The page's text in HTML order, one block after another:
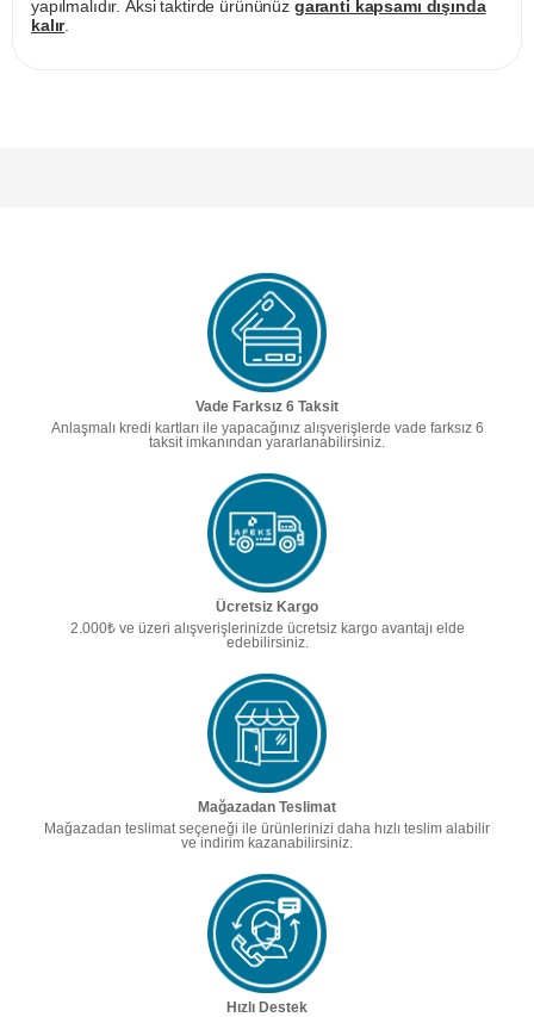
yapılmalıdır. Aksi taktirde ürününüz garanti kapsamı dışında
kalır.
Vade Farksız 6 Taksit
Anlaşmalı kredi kartları ile yapacağınız alışverişlerde vade farksız 6
taksit imkanından yararlanabilirsiniz.
Ücretsiz Kargo
2.000₺ ve üzeri alışverişlerinizde ücretsiz kargo avantajı elde
edebilirsiniz.
Mağazadan Teslimat
Mağazadan teslimat seçeneği ile ürünlerinizi daha hızlı teslim alabilir
ve indirim kazanabilirsiniz.
Hızlı Destek